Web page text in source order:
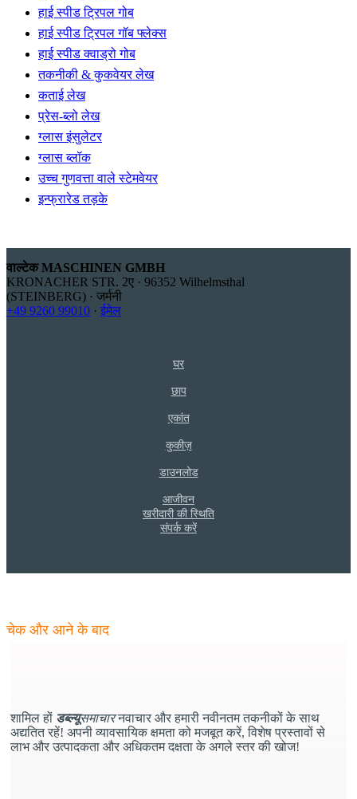
हाई स्पीड ट्रिपल गोब
हाई स्पीड ट्रिपल गॉब फ्लेक्स
हाई स्पीड क्वाड्रो गोब
तकनीकी & कुकवेयर लेख
कताई लेख
प्रेस-ब्लो लेख
ग्लास इंसुलेटर
ग्लास ब्लॉक
उच्च गुणवत्ता वाले स्टेमवेयर
इन्फ्रारेड तड़के
वाल्टेक MASCHINEN GMBH
KRONACHER STR. 2ए · 96352 Wilhelmsthal
(STEINBERG) · जर्मनी
+49 9260 99010 · ईमेल
घर
छाप
एकांत
कुकीज़
डाउनलोड
आजीवन
खरीदारी की स्थिति
संपर्क करें
चेक और आने के बाद
शामिल हों डब्ल्यूसमाचारनवाचार और हमारी नवीनतम तकनीकों के साथ
अद्यतित रहें! अपनी व्यावसायिक क्षमता को मजबूत करें, विशेष प्रस्तावों से
लाभ और उत्पादकता और अधिकतम दक्षता के अगले स्तर की खोज!